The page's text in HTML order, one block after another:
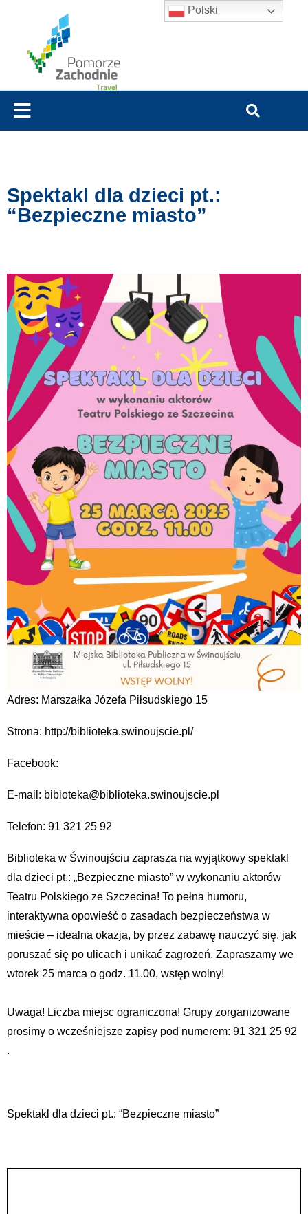
Spektakl dla dzieci pt.:
“Bezpieczne miasto”
Adres: Marszałka Józefa Piłsudskiego 15
Strona: http://biblioteka.swinoujscie.pl/
Facebook:
E-mail: bibioteka@biblioteka.swinoujscie.pl
Telefon: 91 321 25 92
Biblioteka w Świnoujściu zaprasza na wyjątkowy spektakl
dla dzieci pt.: „Bezpieczne miasto” w wykonaniu aktorów
Teatru Polskiego ze Szczecina! To pełna humoru,
interaktywna opowieść o zasadach bezpieczeństwa w
mieście – idealna okazja, by przez zabawę nauczyć się, jak
poruszać się po ulicach i unikać zagrożeń. Zapraszamy we
wtorek 25 marca o godz. 11.00, wstęp wolny!
Uwaga! Liczba miejsc ograniczona! Grupy zorganizowane
prosimy o wcześniejsze zapisy pod numerem: 91 321 25 92
.
Spektakl dla dzieci pt.: “Bezpieczne miasto”
Polski